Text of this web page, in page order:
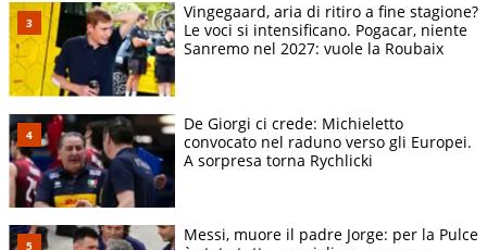
Vingegaard, aria di ritiro a fine stagione?
Le voci si intensificano. Pogacar, niente
Sanremo nel 2027: vuole la Roubaix
De Giorgi ci crede: Michieletto
convocato nel raduno verso gli Europei.
A sorpresa torna Rychlicki
Messi, muore il padre Jorge: per la Pulce